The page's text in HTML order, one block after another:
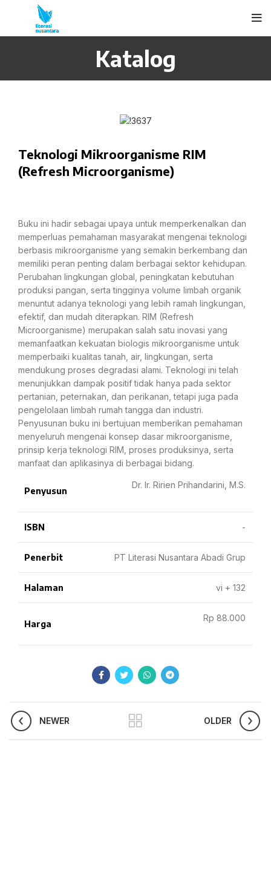
Katalog
Teknologi Mikroorganisme RIM
(Refresh Microorganisme)
Buku ini hadir sebagai upaya untuk memperkenalkan dan
memperluas pemahaman masyarakat mengenai teknologi
berbasis mikroorganisme yang semakin berkembang dan
memiliki peran penting dalam berbagai sektor kehidupan.
Perubahan lingkungan global, peningkatan kebutuhan
produksi pangan, serta tingginya volume limbah organik
menuntut adanya teknologi yang lebih ramah lingkungan,
efektif, dan mudah diterapkan. RIM (Refresh
Microorganisme) merupakan salah satu inovasi yang
memanfaatkan kekuatan biologis mikroorganisme untuk
memperbaiki kualitas tanah, air, lingkungan, serta
mendukung proses degradasi alami. Teknologi ini telah
menunjukkan dampak positif tidak hanya pada sektor
pertanian, peternakan, dan perikanan, tetapi juga pada
pengelolaan limbah rumah tangga dan industri.
Penyusunan buku ini bertujuan memberikan pemahaman
menyeluruh mengenai konsep dasar mikroorganisme,
prinsip kerja teknologi RIM, proses produksinya, serta
manfaat dan aplikasinya di berbagai bidang.
Penyusun
Dr. Ir. Ririen Prihandarini, M.S.
ISBN -
Penerbit PT Literasi Nusantara Abadi Grup
Halaman vi + 132
Harga
Rp 88.000
NEWER OLDER